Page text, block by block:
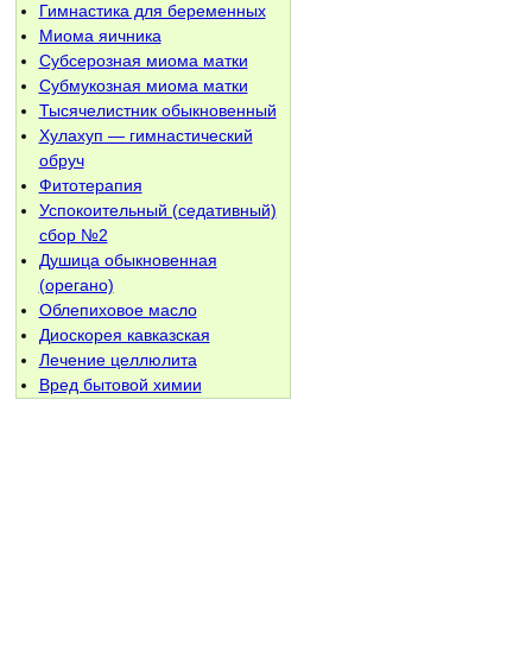
Гимнастика для беременных
Миома яичника
Субсерозная миома матки
Субмукозная миома матки
Тысячелистник обыкновенный
Хулахуп — гимнастический
обруч
Фитотерапия
Успокоительный (седативный)
сбор №2
Душица обыкновенная
(орегано)
Облепиховое масло
Диоскорея кавказская
Лечение целлюлита
Вред бытовой химии